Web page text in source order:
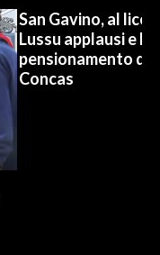
San Gavino, al
Lussu applausi e
pensionamento
Concas